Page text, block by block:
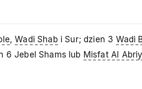
,Wadi Shab i Sur; dzien 3 Wadi
6 Jebel Shams lub Misfat Al